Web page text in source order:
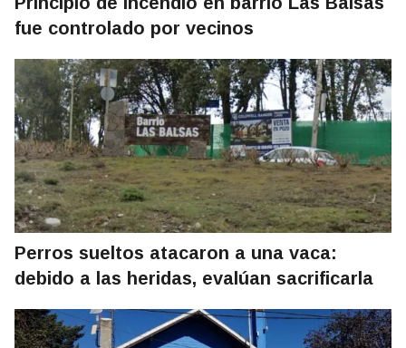
fue controlado por vecinos
Perros sueltos atacaron a una vaca:
debido a las heridas, evalúan sacrificarla